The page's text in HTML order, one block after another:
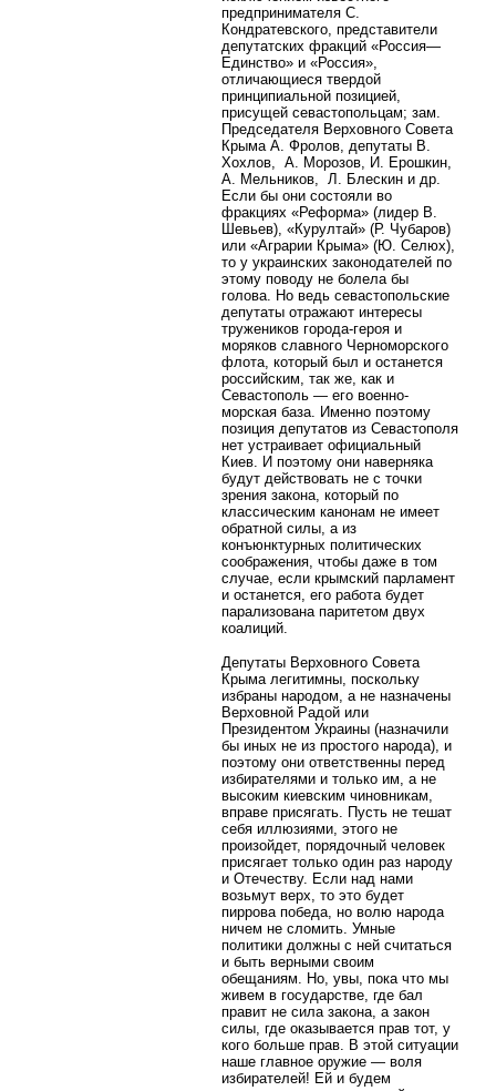
предпринимателя С.
Кондратевского, представители
депутатских фракций «Россия—
Единство» и «Россия»,
отличающиеся твердой
принципиальной позицией,
присущей севастопольцам; зам.
Председателя Верховного Совета
Крыма А. Фролов, депутаты В.
Хохлов, А. Морозов, И. Ерошкин,
А. Мельников, Л. Блескин и др.
Если бы они состояли во
фракциях «Реформа» (лидер В.
Шевьев), «Курултай» (Р. Чубаров)
или «Аграрии Крыма» (Ю. Селюх),
то у украинских законодателей по
этому поводу не болела бы
голова. Но ведь севастопольские
депутаты отражают интересы
тружеников города-героя и
моряков славного Черноморского
флота, который был и останется
российским, так же, как и
Севастополь — его военно-
морская база. Именно поэтому
позиция депутатов из Севастополя
нет устраивает официальный
Киев. И поэтому они наверняка
будут действовать не с точки
зрения закона, который по
классическим канонам не имеет
обратной силы, а из
конъюнктурных политических
соображения, чтобы даже в том
случае, если крымский парламент
и останется, его работа будет
парализована паритетом двух
коалиций.
Депутаты Верховного Совета
Крыма легитимны, поскольку
избраны народом, а не назначены
Верховной Радой или
Президентом Украины (назначили
бы иных не из простого народа), и
поэтому они ответственны перед
избирателями и только им, а не
высоким киевским чиновникам,
вправе присягать. Пусть не тешат
себя иллюзиями, этого не
произойдет, порядочный человек
присягает только один раз народу
и Отечеству. Если над нами
возьмут верх, то это будет
пиррова победа, но волю народа
ничем не сломить. Умные
политики должны с ней считаться
и быть верными своим
обещаниям. Но, увы, пока что мы
живем в государстве, где бал
правит не сила закона, а закон
силы, где оказывается прав тот, у
кого больше прав. В этой ситуации
наше главное оружие — воля
избирателей! Ей и будем